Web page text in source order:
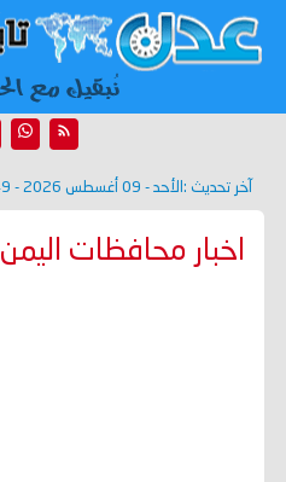
آخر تحديث : الأحد - 09 أغسطس 2026 - 01:49 م
اخبار محافظات اليمن